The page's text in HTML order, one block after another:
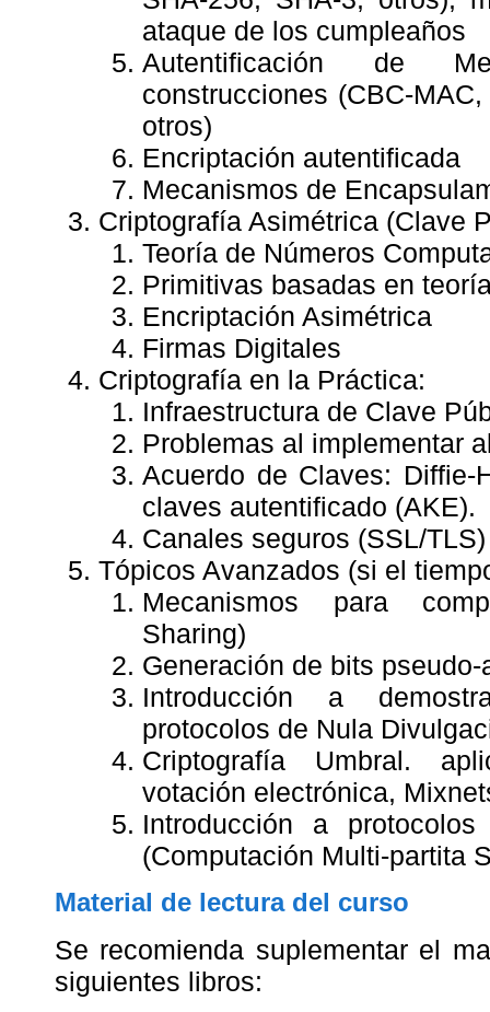
ataque de los cumpleaños
Autentificación de
construcciones (CBC-
otros)
Encriptación autentificada
Mecanismos de
Criptografía Asimétrica (Clave
Teoría de Números
Primitivas basadas en
Encriptación Asimétrica
Firmas Digitales
Criptografía en la Práctica:
Infraestructura de Clave
Problemas al implementar
Acuerdo de Claves: Diffie-
claves autentificado (AKE).
Canales seguros (SSL/TLS)
Tópicos Avanzados (si el
Mecanismos para
Sharing)
Generación de bits
Introducción a
protocolos de Nula
Criptografía Umbral.
votación electrónica,
Introducción a
(Computación Multi-partita
Material de lectura del curso
Se recomienda suplementar el
siguientes libros: